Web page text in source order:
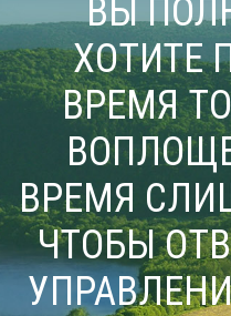
ВЫ
ХОТИТЕ
ВРЕМЯ
ВРЕМЯ
ЧТОБЫ